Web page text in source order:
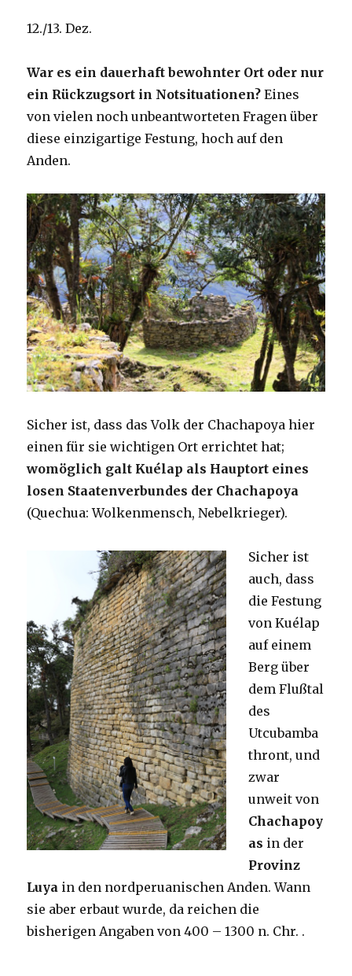
12./13. Dez.
War es ein dauerhaft bewohnter Ort oder nur
ein Rückzugsort in Notsituationen? Eines
von vielen noch unbeantworteten Fragen über
diese einzigartige Festung, hoch auf den
Anden.
Sicher ist, dass das Volk der Chachapoya hier
einen für sie wichtigen Ort errichtet hat;
womöglich galt Kuélap als Hauptort eines
losen Staatenverbundes der Chachapoya
(Quechua: Wolkenmensch, Nebelkrieger).
Sicher ist
auch, dass
die Festung
von Kuélap
auf einem
Berg über
dem Flußtal
des
Utcubamba
thront, und
zwar
unweit von
Chachapoy
as in der
Provinz
Luya in den nordperuanischen Anden. Wann
sie aber erbaut wurde, da reichen die
bisherigen Angaben von 400 – 1300 n. Chr. .